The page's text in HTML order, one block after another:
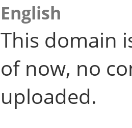
English
This domain
of now, no
uploaded.